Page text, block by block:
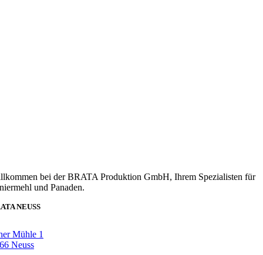
bei der BRATA Produktion GmbH, Ihrem Spezialisten für
und Panaden.
NEUSS
Mühle 1
Neuss